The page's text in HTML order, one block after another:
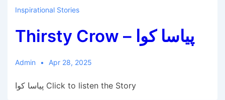
Inspirational Stories
Thirsty Crow – پیاسا کوا
Admin Apr 28, 2025
پیاسا کوا Click to listen the Story